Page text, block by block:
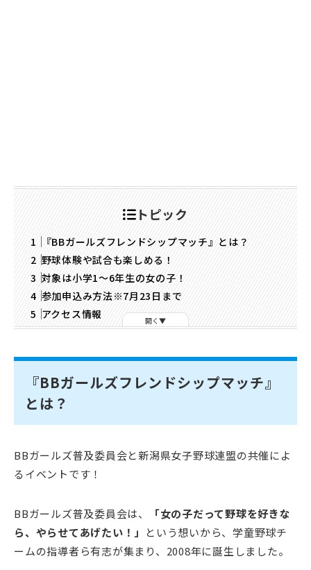
トピック
『BBガールズフレンドシップマッチ』とは？
野球体験や試合も楽しめる！
対象は小学1～6年生の女の子！
参加申込み方法※7月23日まで
アクセス情報
開く
『BBガールズフレンドシップマッチ』
とは？
BBガールズ普及委員会と新潟県女子野球連盟の共催によ
るイベントです！
BBガールズ普及委員会は、
「女の子だって野球を好きな
ら、やらせてあげたい！」
という想いから、学童野球チ
ームの指導者ら有志が集まり、2008年に誕生しました。